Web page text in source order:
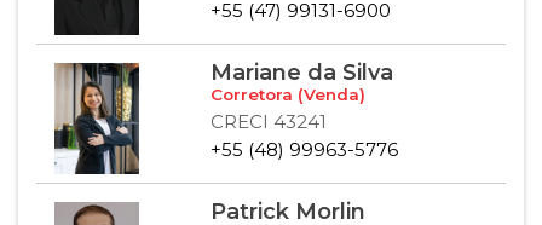
+55 (47) 99131-6900
Mariane da Silva
Corretora (Venda)
CRECI 43241
+55 (48) 99963-5776
Patrick Morlin